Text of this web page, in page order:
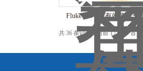
Fluke 287C真有效值电子
共 36 条记录，当前 1 / 3 页 首